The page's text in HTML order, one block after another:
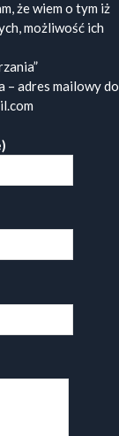
że wiem o tym iż
możliwość ich
– adres mailowy do